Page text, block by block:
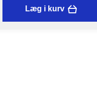
Læg i kurv